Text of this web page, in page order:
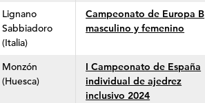
Lignano
Sabbiadoro
(Italia)
Campeonato de Europa B
masculino y femenino
Monzón
(Huesca)
I Campeonato de España
individual de ajedrez
inclusivo 2024